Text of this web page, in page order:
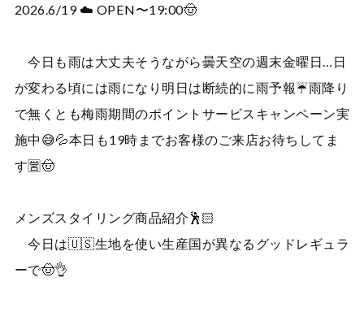
2026.6/19 ☁️ OPEN〜19:00🤠
今日も雨は大丈夫そうながら曇天空の週末金曜日…日
が変わる頃には雨になり明日は断続的に雨予報☔雨降り
で無くとも梅雨期間のポイントサービスキャンペーン実
施中😅💦本日も19時までお客様のご来店お待ちしてま
す🈺🤠
メンズスタイリング商品紹介🕺🏻
今日は🇺🇸生地を使い生産国が異なるグッドレギュラ
ーで🤠👌